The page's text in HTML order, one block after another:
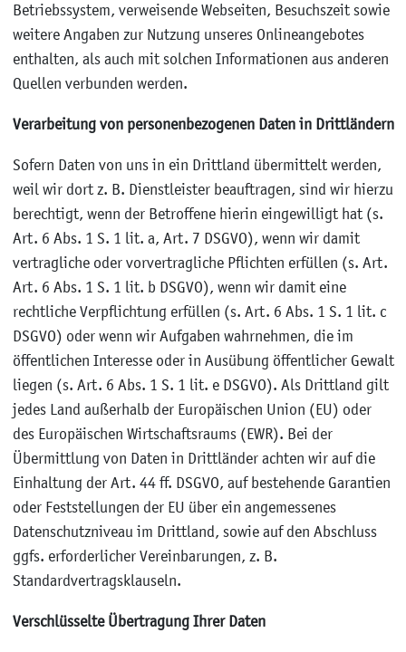
Betriebssystem, verweisende Webseiten, Besuchszeit sowie
weitere Angaben zur Nutzung unseres Onlineangebotes
enthalten, als auch mit solchen Informationen aus anderen
Quellen verbunden werden.
Verarbeitung von personenbezogenen Daten in Drittländern
Sofern Daten von uns in ein Drittland übermittelt werden,
weil wir dort z. B. Dienstleister beauftragen, sind wir hierzu
berechtigt, wenn der Betroffene hierin eingewilligt hat (s.
Art. 6 Abs. 1 S. 1 lit. a, Art. 7 DSGVO), wenn wir damit
vertragliche oder vorvertragliche Pflichten erfüllen (s. Art.
Art. 6 Abs. 1 S. 1 lit. b DSGVO), wenn wir damit eine
rechtliche Verpflichtung erfüllen (s. Art. 6 Abs. 1 S. 1 lit. c
DSGVO) oder wenn wir Aufgaben wahrnehmen, die im
öffentlichen Interesse oder in Ausübung öffentlicher Gewalt
liegen (s. Art. 6 Abs. 1 S. 1 lit. e DSGVO). Als Drittland gilt
jedes Land außerhalb der Europäischen Union (EU) oder
des Europäischen Wirtschaftsraums (EWR). Bei der
Übermittlung von Daten in Drittländer achten wir auf die
Einhaltung der Art. 44 ff. DSGVO, auf bestehende Garantien
oder Feststellungen der EU über ein angemessenes
Datenschutzniveau im Drittland, sowie auf den Abschluss
ggfs. erforderlicher Vereinbarungen, z. B.
Standardvertragsklauseln.
Verschlüsselte Übertragung Ihrer Daten